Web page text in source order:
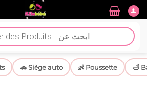
🚗 Siège auto 👶 Poussette 🛁